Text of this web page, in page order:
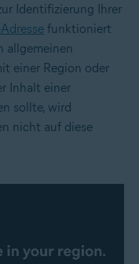
Identifizierung Ihrer
Adresse funktioniert
allgemeinen
einer Region oder
Inhalt einer
sollte, wird
nicht auf diese